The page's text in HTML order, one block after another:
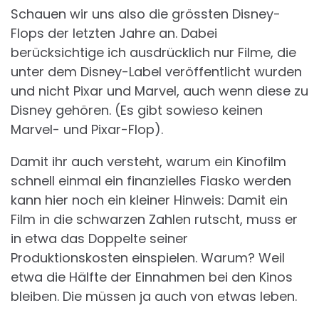
Schauen wir uns also die grössten Disney-
Flops der letzten Jahre an. Dabei
berücksichtige ich ausdrücklich nur Filme, die
unter dem Disney-Label veröffentlicht wurden
und nicht Pixar und Marvel, auch wenn diese zu
Disney gehören. (Es gibt sowieso keinen
Marvel- und Pixar-Flop).
Damit ihr auch versteht, warum ein Kinofilm
schnell einmal ein finanzielles Fiasko werden
kann hier noch ein kleiner Hinweis: Damit ein
Film in die schwarzen Zahlen rutscht, muss er
in etwa das Doppelte seiner
Produktionskosten einspielen. Warum? Weil
etwa die Hälfte der Einnahmen bei den Kinos
bleiben. Die müssen ja auch von etwas leben.